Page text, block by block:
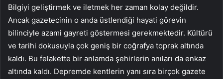
Bilgiyi geliştirmek ve iletmek her zaman kolay değildir.
Ancak gazetecinin o anda üstlendiği hayati görevin
bilinciyle azami gayreti göstermesi gerekmektedir. Kültürü
ve tarihi dokusuyla çok geniş bir coğrafya toprak altında
kaldı. Bu felakette bir anlamda şehirlerin anıları da enkaz
altında kaldı. Depremde kentlerin yanı sıra birçok gazete